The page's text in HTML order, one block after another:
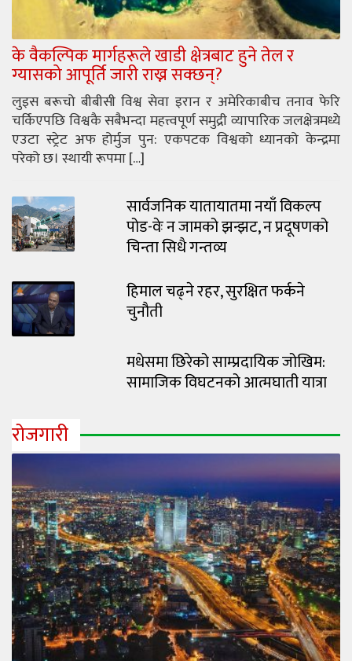
के वैकल्पिक मार्गहरूले खाडी क्षेत्रबाट हुने तेल र
ग्यासको आपूर्ति जारी राख्न सक्छन्?
लुइस बरूचो बीबीसी विश्व सेवा इरान र अमेरिकाबीच तनाव फेरि
चर्किएपछि विश्वकै सबैभन्दा महत्त्वपूर्ण समुद्री व्यापारिक जलक्षेत्रमध्ये
एउटा स्ट्रेट अफ होर्मुज पुन: एकपटक विश्वको ध्यानको केन्द्रमा
परेको छ। स्थायी रूपमा […]
सार्वजनिक यातायातमा नयाँ विकल्प
पोड-वेः न जामको झन्झट, न प्रदूषणको
चिन्ता सिधै गन्तव्य
हिमाल चढ्ने रहर, सुरक्षित फर्कने
चुनौती
मधेसमा छिरेको साम्प्रदायिक जोखिम:
सामाजिक विघटनको आत्मघाती यात्रा
रोजगारी